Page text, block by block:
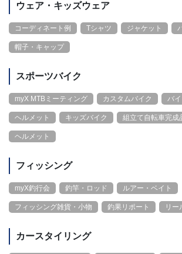
ウェア・キッズウェア
コーディネート例 Tシャツ ジャケット
帽子・キャップ
スポーツバイク
myX MTBミーティング カスタムバイク バ
ヘルメット キッズバイク 組立て自転車完成
ヘルメット
フィッシング
myX釣行会 釣竿・ロッド ルアー・ベイト
フィッシング雑貨・小物 釣果リポート リー
カースタイリング